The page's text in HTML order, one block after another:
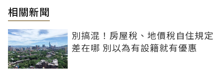
相關新聞
別搞混！房屋稅、地價稅自住規定
差在哪 別以為有設籍就有優惠